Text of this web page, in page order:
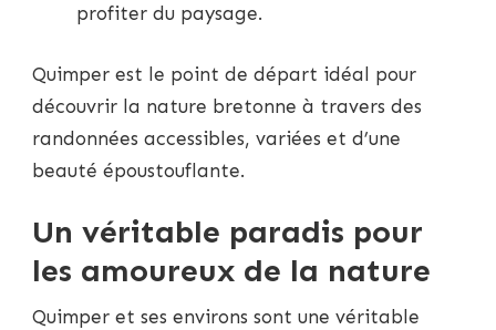
profiter du paysage.
Quimper est le point de départ idéal pour
découvrir la nature bretonne à travers des
randonnées accessibles, variées et d’une
beauté époustouflante.
Un véritable paradis pour
les amoureux de la nature
Quimper et ses environs sont une véritable